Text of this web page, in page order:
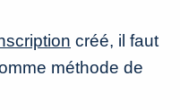
créé, il faut
méthode de